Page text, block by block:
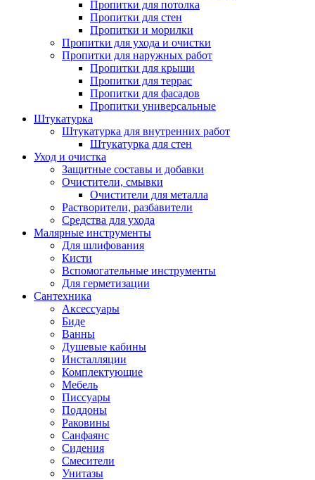
Пропитки для потолка
Пропитки для стен
Пропитки и морилки
Пропитки для ухода и очистки
Пропитки для наружных работ
Пропитки для крыши
Пропитки для террас
Пропитки для фасадов
Пропитки универсальные
Штукатурка
Штукатурка для внутренних работ
Штукатурка для стен
Уход и очистка
Защитные составы и добавки
Очистители, смывки
Очистители для металла
Растворители, разбавители
Средства для ухода
Малярные инструменты
Для шлифования
Кисти
Вспомогательные инструменты
Для герметизации
Сантехника
Аксессуары
Биде
Ванны
Душевые кабины
Инсталляции
Комплектующие
Мебель
Писсуары
Поддоны
Раковины
Санфаянс
Сидения
Смесители
Унитазы